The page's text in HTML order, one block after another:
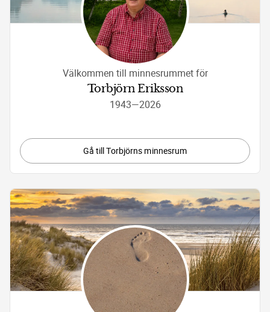
Välkommen till minnesrummet för
Torbjörn Eriksson
1943—2026
Gå till Torbjörns minnesrum